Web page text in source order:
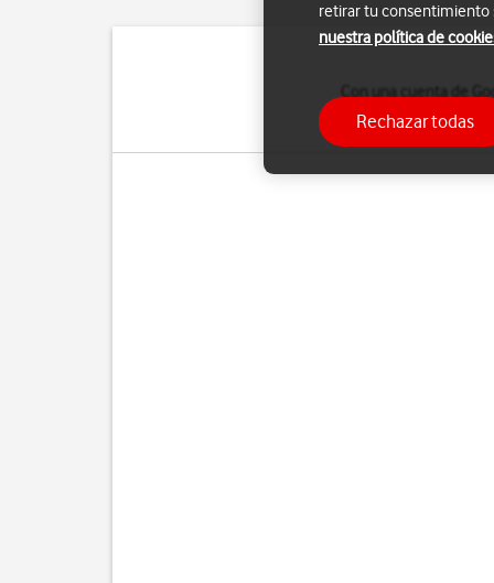
Para poder activar
retirar tu consentimiento
nuestra política de
Rechazar todas